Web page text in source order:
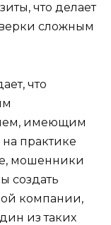
что делает
сложным
что
имеющим
практике
мошенники
создать
компании,
из таких